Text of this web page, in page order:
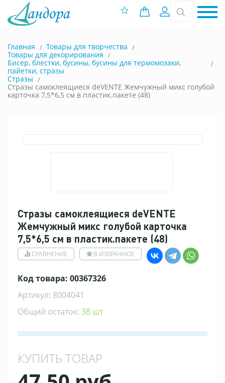
0 позиций
Вход
Главная
Товары для творчества
Товары для декорирования
Бисер, блестки, бусины, бусины для термомозаки,
пайетки, стразы
Стразы
Стразы самоклеящиеся deVENTE Жемчужный микс голубой
карточка 7,5*6,5 см в пластик.пакете (48)
Стразы самоклеящиеся deVENTE
Жемчужный микс голубой карточка
7,5*6,5 см в пластик.пакете (48)
СРАВНЕНИЕ В ИЗБРАННОЕ
Код товара: 00367326
Артикул: 8004041
Общий остаток: 38 шт
КУПИТЬ ТОВАР